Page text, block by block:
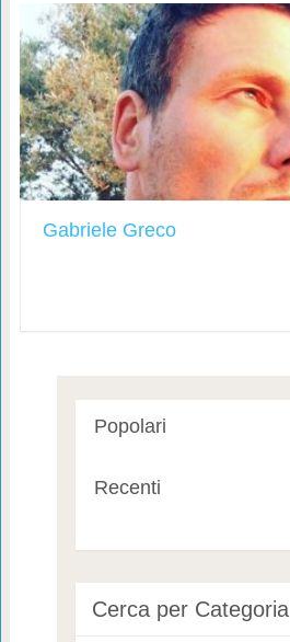
Gabriele Greco
Popolari
Recenti
Cerca per Categoria